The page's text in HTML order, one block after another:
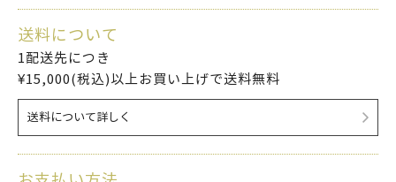
送料について
1配送先につき
¥15,000(税込)以上お買い上げで送料無料
送料について詳しく